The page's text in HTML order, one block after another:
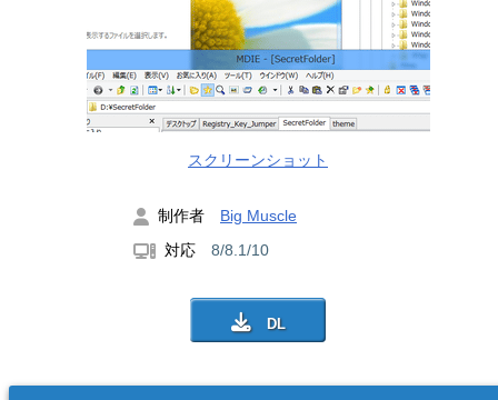
スクリーンショット
制作者 Big Muscle
対応 8/8.1/10